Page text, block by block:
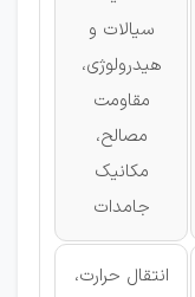
سیالات و
هیدرولوژی،
مقاومت
مصالح،
مکانیک
جامدات
انتقال حرارت،